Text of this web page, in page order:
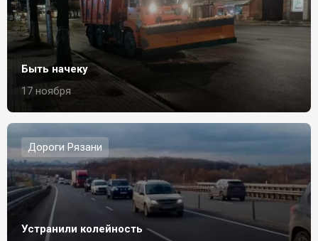
Быть начеку
17 ноября
Дороги Рязани
Устранили колейность